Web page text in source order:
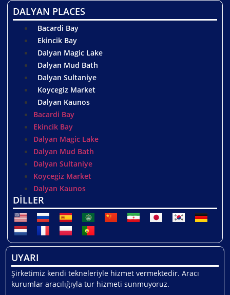
DALYAN PLACES
Bacardi Bay
Ekincik Bay
Dalyan Magic Lake
Dalyan Mud Bath
Dalyan Sultaniye
Koycegiz Market
Dalyan Kaunos
Bacardi Bay
Ekincik Bay
Dalyan Magic Lake
Dalyan Mud Bath
Dalyan Sultaniye
Koycegiz Market
Dalyan Kaunos
DİLLER
UYARI
Şirketimiz kendi tekneleriyle hizmet vermektedir. Aracı
kurumlar aracılığıyla tur hizmeti sunmuyoruz.